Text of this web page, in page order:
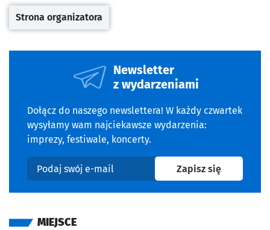
Otwiera się w nowej karcie
Strona organizatora
Newsletter
z wydarzeniami
Dołącz do naszego newslettera! W każdy czwartek
wysyłamy wam najciekawsze wydarzenia:
imprezy, festiwale, koncerty.
Podaj swój e-mail
Zapisz sięna
MIEJSCE